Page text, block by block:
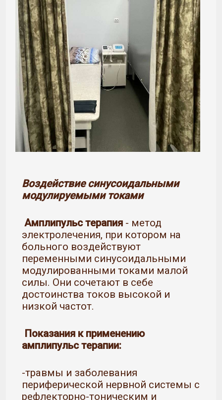
Воздействие синусоидальными
модулируемыми токами
Амплипульс терапия - метод
электролечения, при котором на
больного воздействуют
переменными синусоидальными
модулированными токами малой
силы. Они сочетают в себе
достоинства токов высокой и
низкой частот.
Показания к применению
амплипульс терапии:
-травмы и заболевания
периферической нервной системы с
рефлекторно-тоническим и